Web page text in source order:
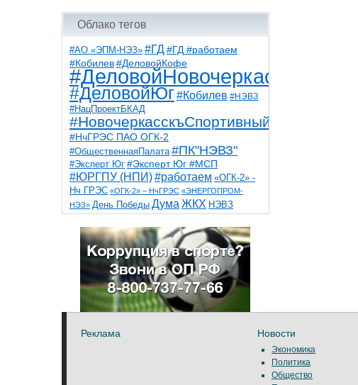
Облако тегов
#АО «ЭПМ-НЭЗ» #ГД #ГД #работаем
#Кобилев #ДеловойКофе
#ДеловойНовочеркасск
#ДеловойЮг#Кобилев #НЭВЗ
#НацПроектБКАД
#НовочеркасскъСпортивный
#НчГРЭС ПАО ОГК-2
#ОбщественнаяПалата #ПК"НЭВЗ"
#Эксперт Юг #Эксперт Юг #МСП
#ЮРГПУ (НПИ)#работаем «ОГК-2» -
Нч ГРЭС «ОГК-2» – НчГРЭС «ЭНЕРГОПРОМ-
НЭЗ» День Победы Дума ЖКХ НЭВЗ
НчГРЭС ТНТ
благоустройствоветераны выборы
детидороги казаки коррупция космос
общественная палата парк пожар роща
спорт театр транспорт художники
Реклама Новости
Экономика
Политика
Общество